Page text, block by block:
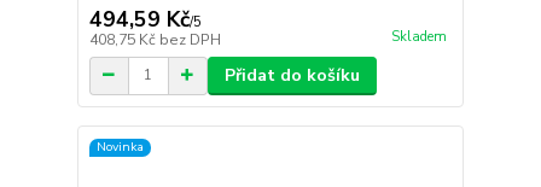
494,59 Kč/5
408,75 Kč bez DPH Skladem
Přidat do košíku
Novinka